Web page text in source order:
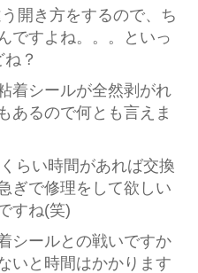
開き方をするので、ち
ですよね。。。といっ
？
着シールが全然剥がれ
あるので何とも言えま
らい時間があれば交換
ぎで修理をして欲しい
すね(笑)
シールとの戦いですか
いと時間はかかります